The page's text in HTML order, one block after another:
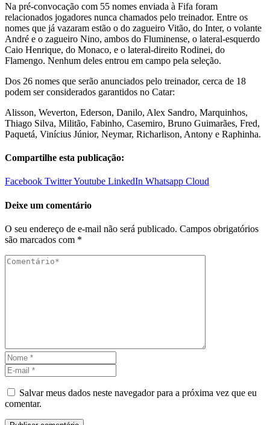
Na pré-convocação com 55 nomes enviada à Fifa foram
relacionados jogadores nunca chamados pelo treinador. Entre os
nomes que já vazaram estão o do zagueiro Vitão, do Inter, o volante
André e o zagueiro Nino, ambos do Fluminense, o lateral-esquerdo
Caio Henrique, do Monaco, e o lateral-direito Rodinei, do
Flamengo. Nenhum deles entrou em campo pela seleção.
Dos 26 nomes que serão anunciados pelo treinador, cerca de 18
podem ser considerados garantidos no Catar:
Alisson, Weverton, Ederson, Danilo, Alex Sandro, Marquinhos,
Thiago Silva, Militão, Fabinho, Casemiro, Bruno Guimarães, Fred,
Paquetá, Vinícius Júnior, Neymar, Richarlison, Antony e Raphinha.
Compartilhe esta publicação:
Facebook TwitterYoutube LinkedIn Whatsapp Cloud
Deixe um comentário
O seu endereço de e-mail não será publicado. Campos obrigatórios
são marcados com *
Salvar meus dados neste navegador para a próxima vez que eu
comentar.